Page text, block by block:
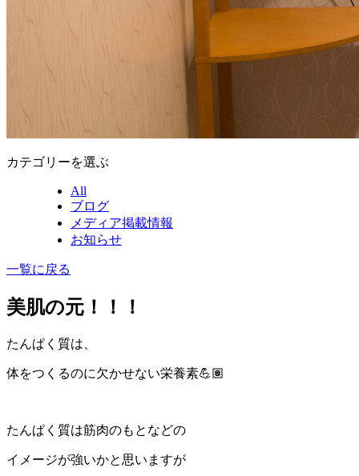
カテゴリーを選ぶ
All
ブログ
メディア掲載情報
お知らせ
一覧に戻る
美肌の元！！！
たんぱく質は、
体をつくるのに欠かせない栄養素💪🏽
たんぱく質は筋肉のもとなどの
イメージが強いかと思いますが